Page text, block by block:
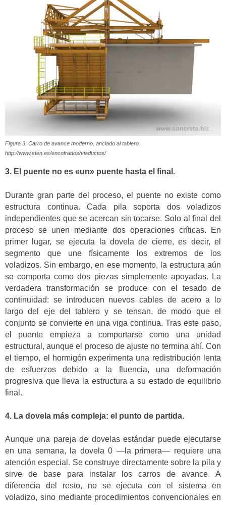
Figura 3. Carro de avance moderno, anclado al tablero.
http://www.sten.es/encofrados/viaductos/
3. El puente no es «un» puente hasta el final.
Durante gran parte del proceso, el puente no existe como
estructura continua. Cada pila soporta dos voladizos
independientes que se acercan sin tocarse. Solo al final del
proceso se unen mediante dos operaciones críticas. En
primer lugar, se ejecuta la dovela de cierre, es decir, el
segmento que une físicamente los extremos de los
voladizos. Sin embargo, en ese momento, la estructura aún
se comporta como dos piezas simplemente apoyadas. La
verdadera transformación se produce con el tesado de
continuidad: se introducen nuevos cables de acero a lo
largo del eje del tablero y se tensan, de modo que el
conjunto se convierte en una viga continua. Tras este paso,
el puente empieza a comportarse como una unidad
estructural, aunque el proceso de ajuste no termina ahí. Con
el tiempo, el hormigón experimenta una redistribución lenta
de esfuerzos debido a la fluencia, una deformación
progresiva que lleva la estructura a su estado de equilibrio
final.
4. La dovela más compleja: el punto de partida.
Aunque una pareja de dovelas estándar puede ejecutarse
en una semana, la dovela 0 —la primera— requiere una
atención especial. Se construye directamente sobre la pila y
sirve de base para instalar los carros de avance. A
diferencia del resto, no se ejecuta con el sistema en
voladizo, sino mediante procedimientos convencionales en